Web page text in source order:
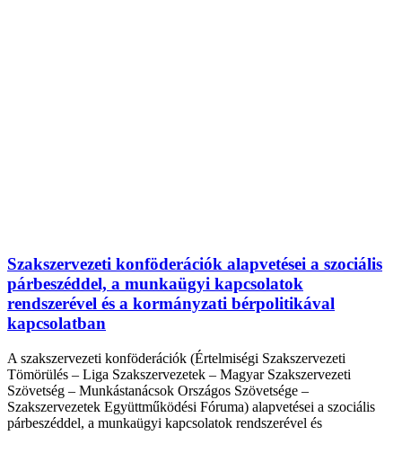
Szakszervezeti konföderációk alapvetései a szociális
párbeszéddel, a munkaügyi kapcsolatok
rendszerével és a kormányzati bérpolitikával
kapcsolatban
A szakszervezeti konföderációk (Értelmiségi Szakszervezeti
Tömörülés – Liga Szakszervezetek – Magyar Szakszervezeti
Szövetség – Munkástanácsok Országos Szövetsége –
Szakszervezetek Együttműködési Fóruma) alapvetései a szociális
párbeszéddel, a munkaügyi kapcsolatok rendszerével és